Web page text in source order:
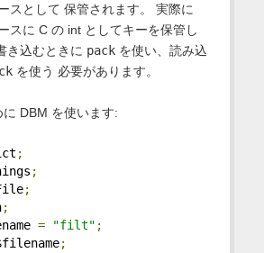
スとして 保管されます。 実際に
スに C の int としてキーを保管し
き込むときに packを使い、読み込
を使う 必要があります。
DBM を使います:
;
;
;
;
= "filt" ;
;